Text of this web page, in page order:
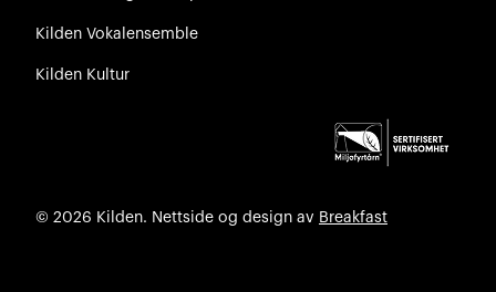
Kilden Vokalensemble
Kilden Kultur
© 2026 Kilden. Nettside og design av Breakfast